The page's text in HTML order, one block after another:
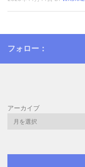
フォロー：
アーカイブ